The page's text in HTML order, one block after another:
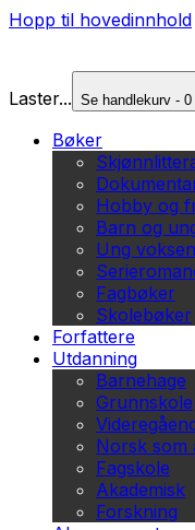
Hopp til hovedinnhold
Laster... Se handlekurv - 0
Bøker
Hobby og
Barn og
Ung voksen
Fagbøker
Skolebøker
Forfattere
Utdanning
Barnehage
Grunnskole
Norsk som
Fagskole
Akademisk
Forskning